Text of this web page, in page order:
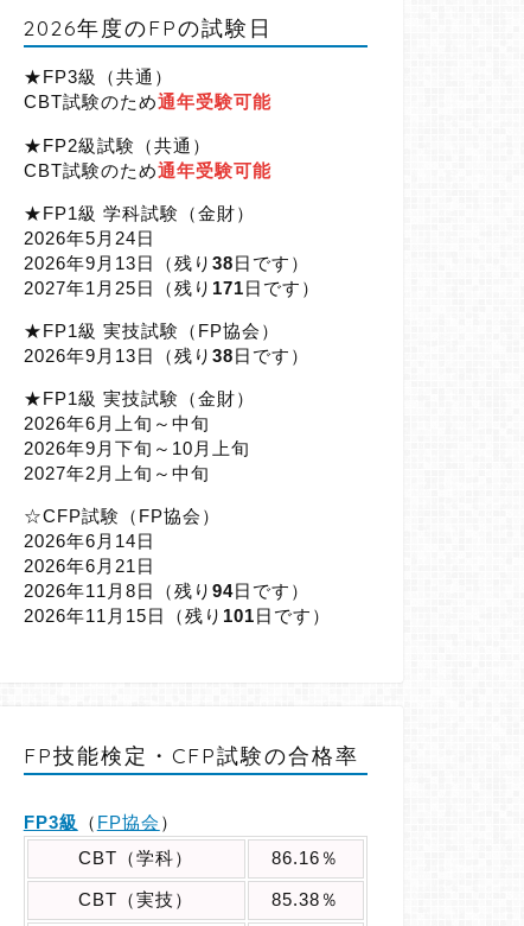
2026年度のFPの試験日
★FP3級（共通）
CBT試験のため通年受験可能
★FP2級試験（共通）
CBT試験のため通年受験可能
★FP1級 学科試験（金財）
2026年5月24日
2026年9月13日（残り 38日です）
2027年1月25日（残り 171日です）
★FP1級 実技試験（FP協会）
2026年9月13日（残り 38日です）
★FP1級 実技試験（金財）
2026年6月上旬～中旬
2026年9月下旬～10月上旬
2027年2月上旬～中旬
☆CFP試験（FP協会）
2026年6月14日
2026年6月21日
2026年11月8日（残り 94日です）
2026年11月15日（残り 101日です）
FP技能検定・CFP試験の合格率
FP3級 （ FP協会 ）
CBT（学科）
86.16％
CBT（実技） 85.38％